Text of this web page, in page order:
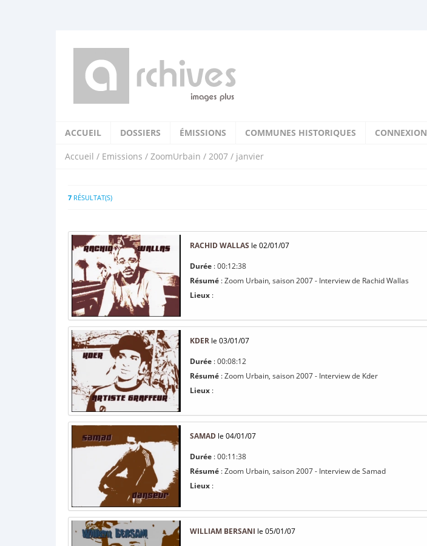
ACCUEIL DOSSIERS ÉMISSIONS COMMUNES HISTORIQUES CONNEXION
Accueil / Emissions / ZoomUrbain / 2007 / janvier
7 RÉSULTAT(S)
RACHID WALLAS le 02/01/07
Durée : 00:12:38
Résumé : Zoom Urbain, saison 2007 - Interview de Rachid Wallas
Lieux :
KDER le 03/01/07
Durée : 00:08:12
Résumé : Zoom Urbain, saison 2007 - Interview de Kder
Lieux :
SAMAD le 04/01/07
Durée : 00:11:38
Résumé : Zoom Urbain, saison 2007 - Interview de Samad
Lieux :
WILLIAM BERSANI le 05/01/07